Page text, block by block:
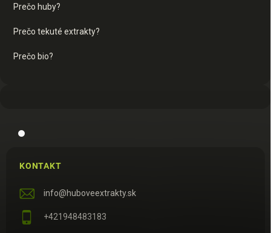
Prečo huby?
Prečo tekuté extrakty?
Prečo bio?
KONTAKT
info@huboveextrakty.sk
+421948483183